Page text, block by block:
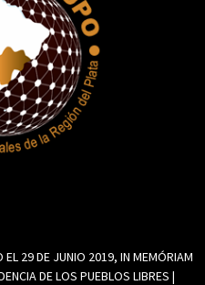
EL 29 DE JUNIO 2019, IN MEMÓRIAM
DE LOS PUEBLOS LIBRES |